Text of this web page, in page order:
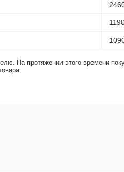
На протяжении этого времени